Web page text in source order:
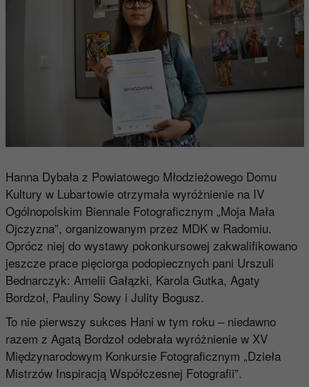
Hanna Dybała z Powiatowego Młodzieżowego Domu
Kultury w Lubartowie otrzymała wyróżnienie na IV
Ogólnopolskim Biennale Fotograficznym „Moja Mała
Ojczyzna”, organizowanym przez MDK w Radomiu.
Oprócz niej do wystawy pokonkursowej zakwalifikowano
jeszcze prace pięciorga podopiecznych pani Urszuli
Bednarczyk: Amelii Gałązki, Karola Gutka, Agaty
Bordzoł, Pauliny Sowy i Julity Bogusz.
To nie pierwszy sukces Hani w tym roku – niedawno
razem z Agatą Bordzoł odebrała wyróżnienie w XV
Międzynarodowym Konkursie Fotograficznym „Dzieła
Mistrzów Inspiracją Współczesnej Fotografii”.